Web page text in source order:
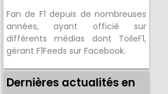
Fan de F1 depuis de nombreuses
années, ayant officié sur
différents médias dont ToileF1,
gérant F1Feeds sur Facebook.
Dernières actualités en